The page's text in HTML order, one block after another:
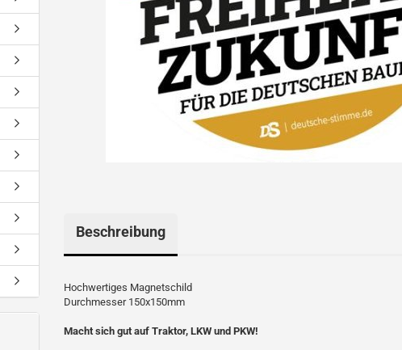
Beschreibung
Hochwertiges Magnetschild
Durchmesser 150x150mm
Macht sich gut auf Traktor, LKW und PKW!